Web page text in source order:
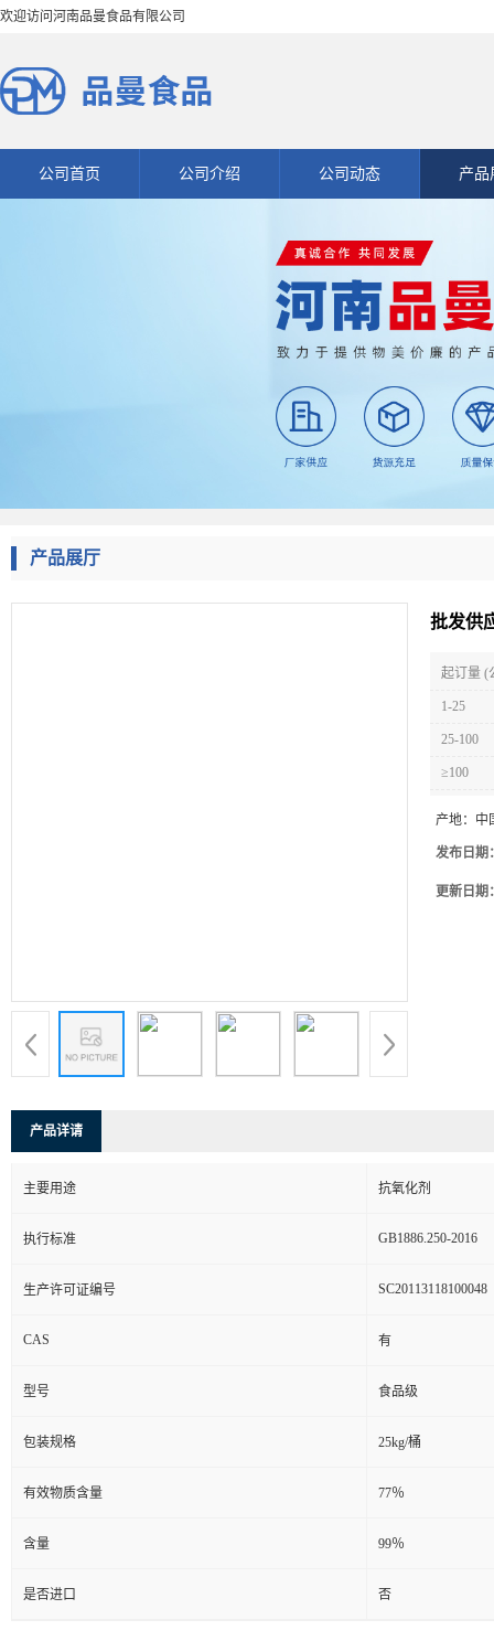
欢迎访问河南品曼食品有限公司
公司首页 公司介绍 公司动态 产品
产品展厅
批发供
起订量 (
1-25
25-100
≥100
产地： 中
发布日期
更新日期
产品详请
主要用途 抗氧化剂
执行标准 GB1886.250-2016
生产许可证编号 SC20113118100048
CAS 有
型号 食品级
包装规格 25kg/桶
有效物质含量 77％
含量 99％
是否进口 否